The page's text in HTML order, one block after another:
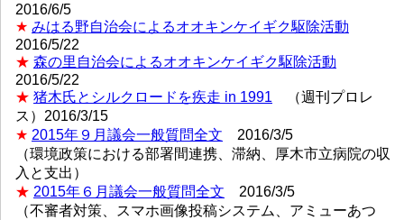
2016/6/5
★ みはる野自治会によるオオキンケイギク駆除活動
2016/5/22
★ 森の里自治会によるオオキンケイギク駆除活動
2016/5/22
★ 猪木氏とシルクロードを疾走 in 1991
（週刊プロレ
ス）2016/3/15
★ 2015年９月議会一般質問全文
2016/3/5
（環境政策における部署間連携、滞納、厚木市立病院の収
入と支出）
★ 2015年６月議会一般質問全文
2016/3/5
（不審者対策、スマホ画像投稿システム、アミューあつ